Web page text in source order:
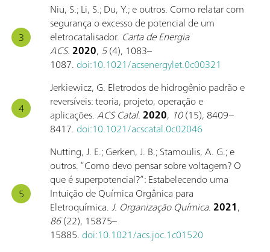
Niu, S.; Li, S.; Du, Y.; e outros. Como relatar com
segurança o excesso de potencial de um
eletrocatalisador. Carta de Energia
ACS.2020, 5(4), 1083–
1087. doi:10.1021/acsenergylet.0c00321
Jerkiewicz, G. Eletrodos de hidrogênio padrão e
reversíveis: teoria, projeto, operação e
aplicações.ACS Catal.2020, 10(15), 8409–
8417. doi:10.1021/acscatal.0c02046
Nutting, J. E.; Gerken, J. B.; Stamoulis, A. G.; e
outros. “Como devo pensar sobre voltagem? O
que é superpotencial?”: Estabelecendo uma
Intuição de Química Orgânica para
Eletroquímica.J. Organização Química.2021,
86(22), 15875–
15885. doi:10.1021/acs.joc.1c01520